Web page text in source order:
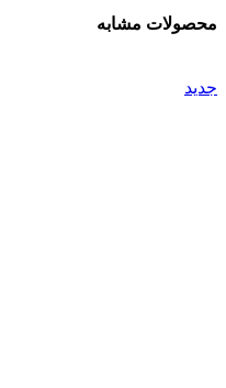
محصولات مشابه
جدید